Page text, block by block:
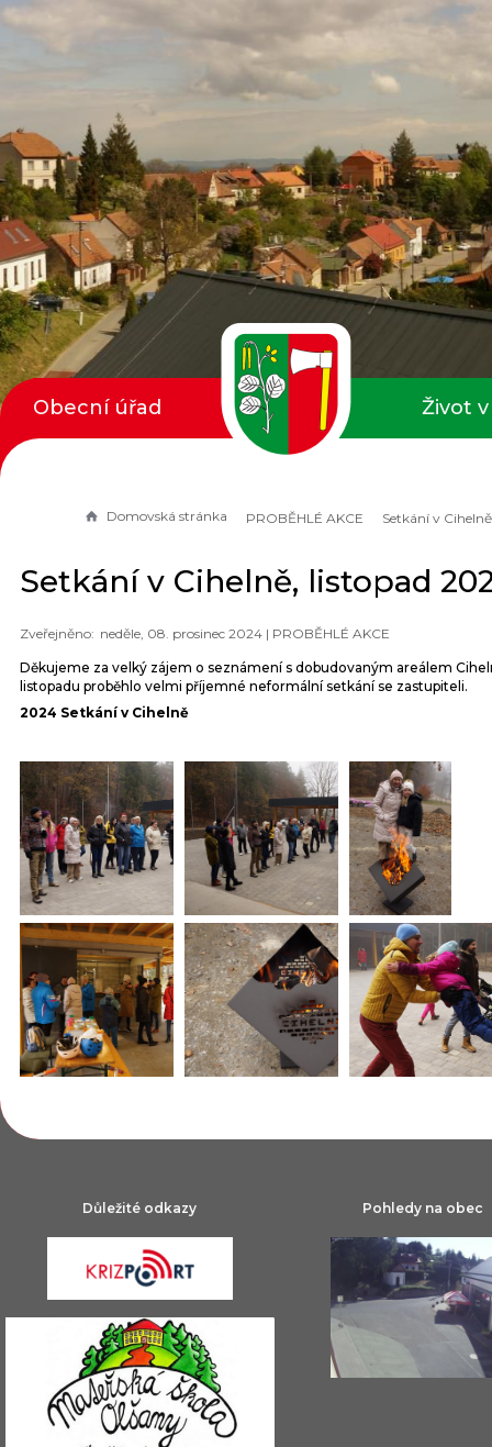
Domovská stránka PROBĚHLÉ AKCE
Setkání v Cihelně, listopad
neděle, 08. prosinec 2024 | PROBĚHLÉ AKCE
Děkujeme za velký zájem o seznámení s dobudovaným areálem
listopadu proběhlo velmi příjemné neformální setkání se zastupiteli.
2024 Setkání v Cihelně
Obecní úřad Život
Důležité odkazy Pohledy na obec